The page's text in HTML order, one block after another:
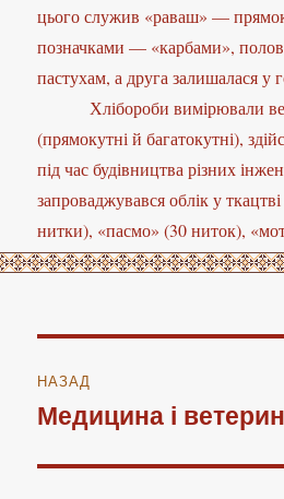
цього служив «раваш» —
позначками — «карбами»,
пастухам, а друга залишалася у
Хлібороби вимірювали
(прямокутні й багатокутні),
під час будівництва різних
запроваджувався облік у
нитки), «пасмо» (30 ниток),
записів
НАЗАД
Попередній
Медицина і